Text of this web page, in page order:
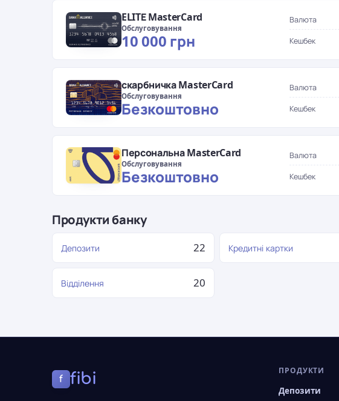
ELITЕ MasterCard
Обслуговування
10 000 грн
Валюта
Кешбек
скарбничка MasterCard
Обслуговування
Безкоштовно
Валюта
Кешбек
Персональна MasterCard
Обслуговування
Безкоштовно
Валюта
Кешбек
Продукти банку
Депозити 22 Кредитні картки
Відділення 20
f fibi ПРОДУКТИ
Депозити